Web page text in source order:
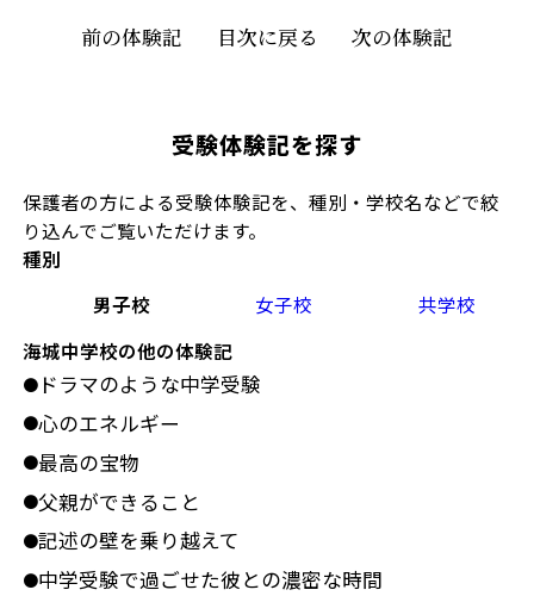
受験体験記を探す
保護者の方による受験体験記を、種別・学校名などで絞
り込んでご覧いただけます。
種別
男子校
女子校
共学校
海城中学校の他の体験記
● ドラマのような中学受験
●心のエネルギー
●最高の宝物
●父親ができること
●記述の壁を乗り越えて
●中学受験で過ごせた彼との濃密な時間
前の体験記 目次に戻る 次の体験記